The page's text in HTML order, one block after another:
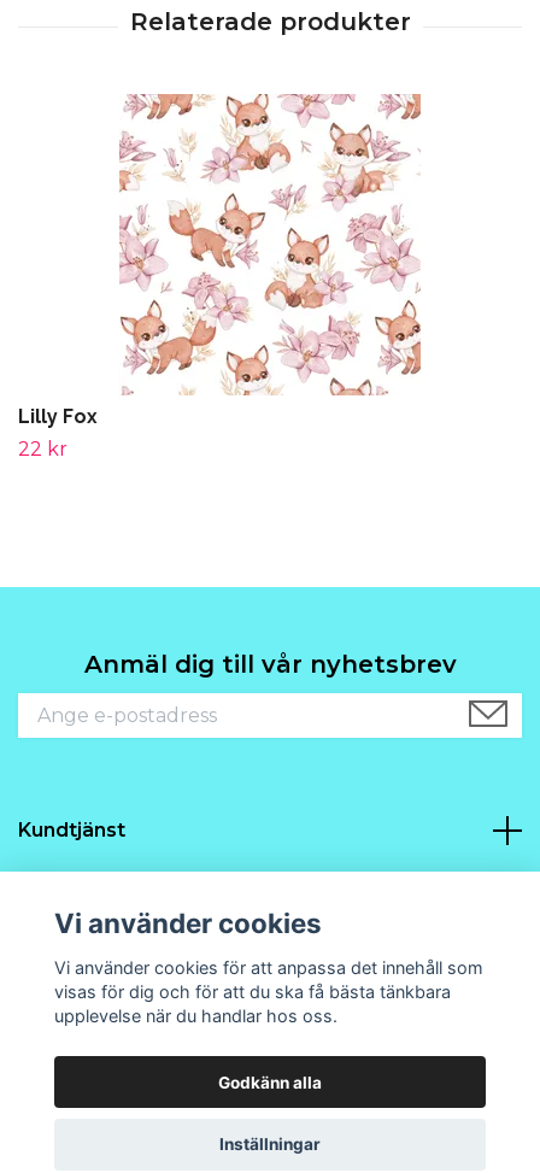
Lilly Fox
22 kr
Anmäl dig till vår nyhetsbrev
Kundtjänst
Sociala medier
© 2026 Prins21 Design och hobbyPowered by Quickbutik
Vi använder cookies
Vi använder cookies för att anpassa det innehåll som
visas för dig och för att du ska få bästa tänkbara
upplevelse när du handlar hos oss.
Godkänn alla
Inställningar